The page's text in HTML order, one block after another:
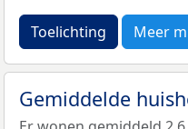
Toelichting Meer
Gemiddelde